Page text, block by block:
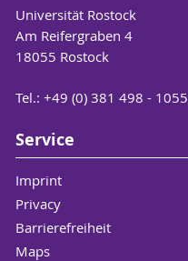
Universität Rostock
Am Reifergraben 4
18055 Rostock
Tel.: +49 (0) 381 498 - 1055
Service
Imprint
Privacy
Barrierefreiheit
Maps